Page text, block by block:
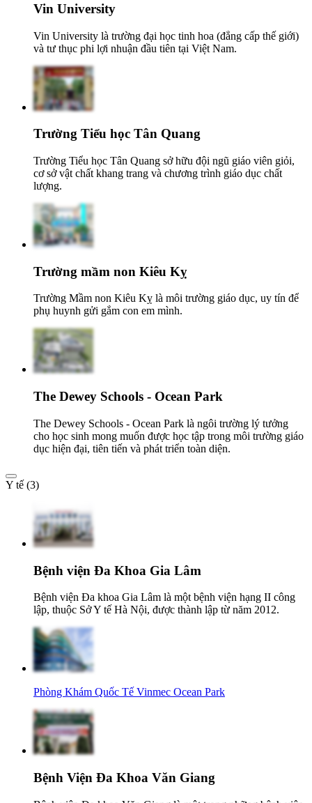
Vin University
Vin University là trường đại học tinh hoa (đẳng cấp thế giới)
và tư thục phi lợi nhuận đầu tiên tại Việt Nam.
Trường Tiểu học Tân Quang
Trường Tiểu học Tân Quang sở hữu đội ngũ giáo viên giỏi,
cơ sở vật chất khang trang và chương trình giáo dục chất
lượng.
Trường mầm non Kiêu Kỵ
Trường Mầm non Kiêu Kỵ là môi trường giáo dục, uy tín để
phụ huynh gửi gắm con em mình.
The Dewey Schools - Ocean Park
The Dewey Schools - Ocean Park là ngôi trường lý tưởng
cho học sinh mong muốn được học tập trong môi trường giáo
dục hiện đại, tiên tiến và phát triển toàn diện.
Y tế (3)
Bệnh viện Đa Khoa Gia Lâm
Bệnh viện Đa khoa Gia Lâm là một bệnh viện hạng II công
lập, thuộc Sở Y tế Hà Nội, được thành lập từ năm 2012.
Phòng Khám Quốc Tế Vinmec Ocean Park
Bệnh Viện Đa Khoa Văn Giang